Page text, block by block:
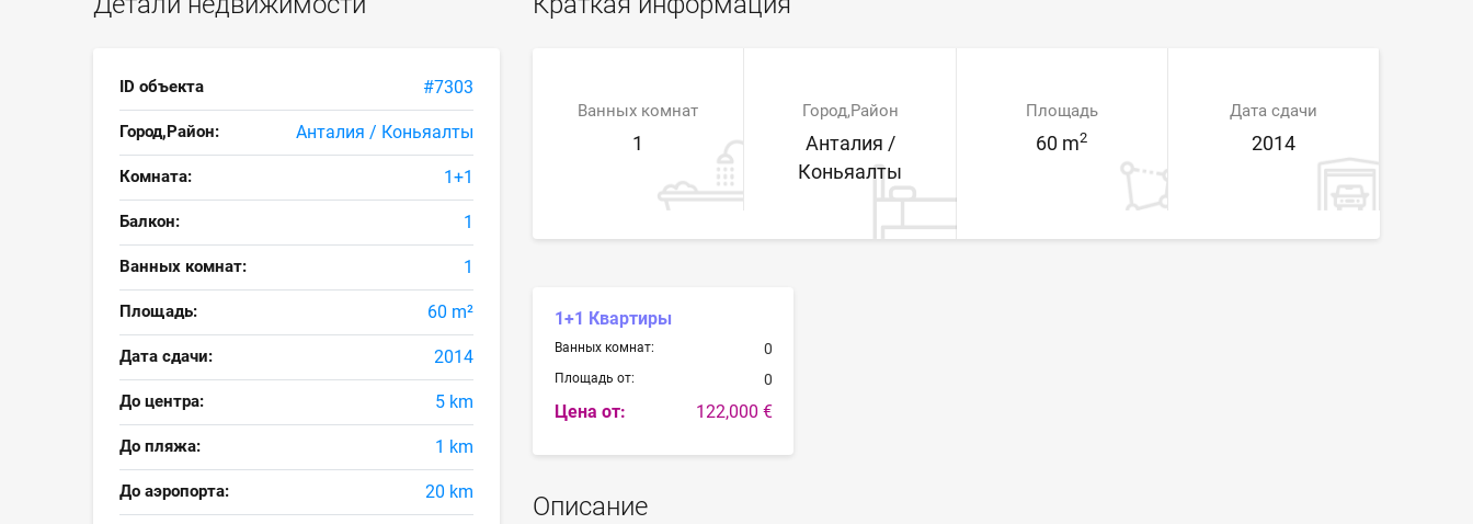
ID объекта #7303
Город,Район: Анталия / Коньяалты
Комната: 1+1
Балкон: 1
Ванных комнат: 1
Площадь: 60 m²
Дата сдачи: 2014
До центра: 5 km
До пляжа: 1 km
До аэропорта: 20 km
Ванных комнат
1
Город,Район
Анталия /
Коньяалты
Площадь
60 m2
Дата сдачи
2014
1+1 Квартиры
Ванных комнат: 0
Площадь от: 0
Цена от: 122,000 €
Описание